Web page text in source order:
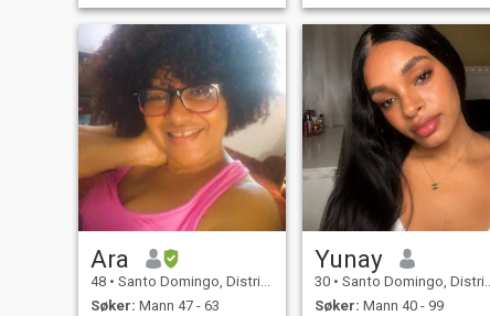
DONT LIKE TO BE MAD AT
ANYONE. EASY GOING, LOVE
OUTDOORS, GO CAMPING,
men jeg nyter kjærligheten
fullt ut, jeg er forelsket i livet
og farten og ser det som
følger med det.
Ara
48 • Santo Domingo, Distrito Nacional, Den Dominikanske Rep.
Søker: Mann 47 - 63
Yunay
30 • Santo Domingo, Distrito Nacional, Den Dominikanske Rep.
Søker: Mann 40 - 99